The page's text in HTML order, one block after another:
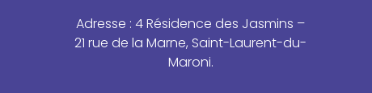
Adresse : 4 Résidence des Jasmins –
21 rue de la Marne, Saint-Laurent-du-
Maroni.